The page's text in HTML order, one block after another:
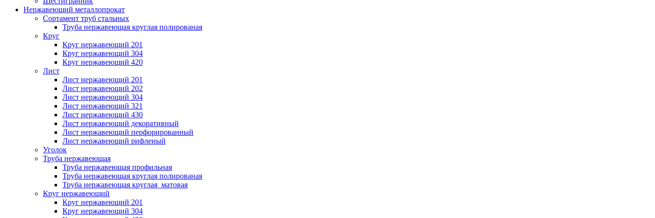
Нержавеющий металлопрокат
Сортамент труб стальных
Труба нержавеющая круглая полированая
Круг
Круг нержавеющий 201
Круг нержавеющий 304
Круг нержавеющий 420
Лист
Лист нержавеющий 201
Лист нержавеющий 202
Лист нержавеющий 304
Лист нержавеющий 321
Лист нержавеющий 430
Лист нержавеющий декоративный
Лист нержавеющий перфорированный
Лист нержавеющий рифленый
Уголок
Труба нержавеющая
Труба нержавеющая профильная
Труба нержавеющая круглая полированая
Труба нержавеющая круглая матовая
Круг нержавеющий
Круг нержавеющий 201
Круг нержавеющий 304